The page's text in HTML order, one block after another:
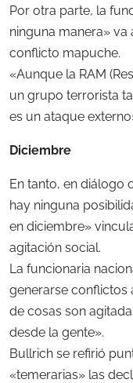
Por otra parte, la
ninguna manera» va
conflicto mapuche.
«Aunque la RAM
un grupo terrorista
es un ataque
Diciembre
En tanto, en diálogo
hay ninguna
en diciembre»
agitación social.
La funcionaria
generarse conflictos
de cosas son
desde la gente».
Bullrich se refirió
«temerarias» las